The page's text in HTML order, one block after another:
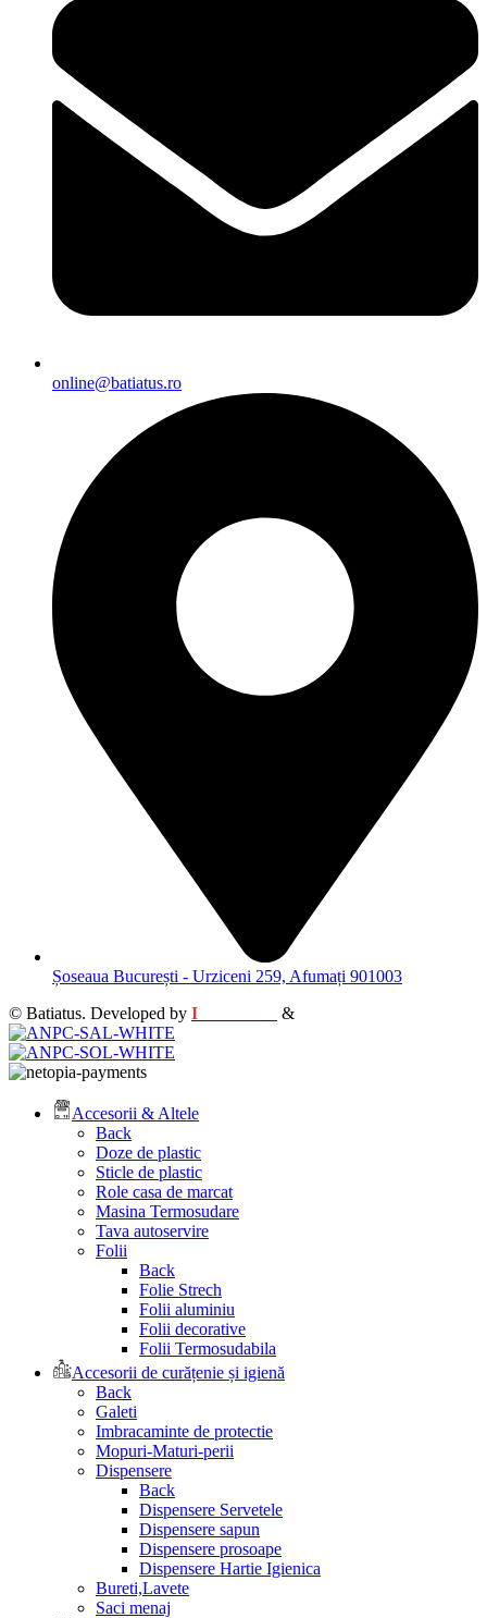
online@batiatus.ro
Șoseaua București - Urziceni 259, Afumați 901003
© Batiatus. Developed by I &
Accesorii & Altele
Back
Doze de plastic
Sticle de plastic
Role casa de marcat
Masina Termosudare
Tava autoservire
Folii
Back
Folie Strech
Folii aluminiu
Folii decorative
Folii Termosudabila
Accesorii de curățenie și igienă
Back
Galeti
Imbracaminte de protectie
Mopuri-Maturi-perii
Dispensere
Back
Dispensere Servetele
Dispensere sapun
Dispensere prosoape
Dispensere Hartie Igienica
Bureti,Lavete
Saci menaj